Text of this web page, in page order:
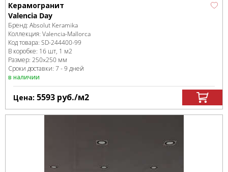
Керамогранит
Valencia Day
Бренд: Absolut Keramika
Коллекция: Valencia-Mallorca
Код товара: SD-244400-99
В коробке: 16 шт, 1 м2
Размер: 250x250 мм
Сроки доставки: 7 - 9 дней
в наличии
Цена: 5593 руб./м2